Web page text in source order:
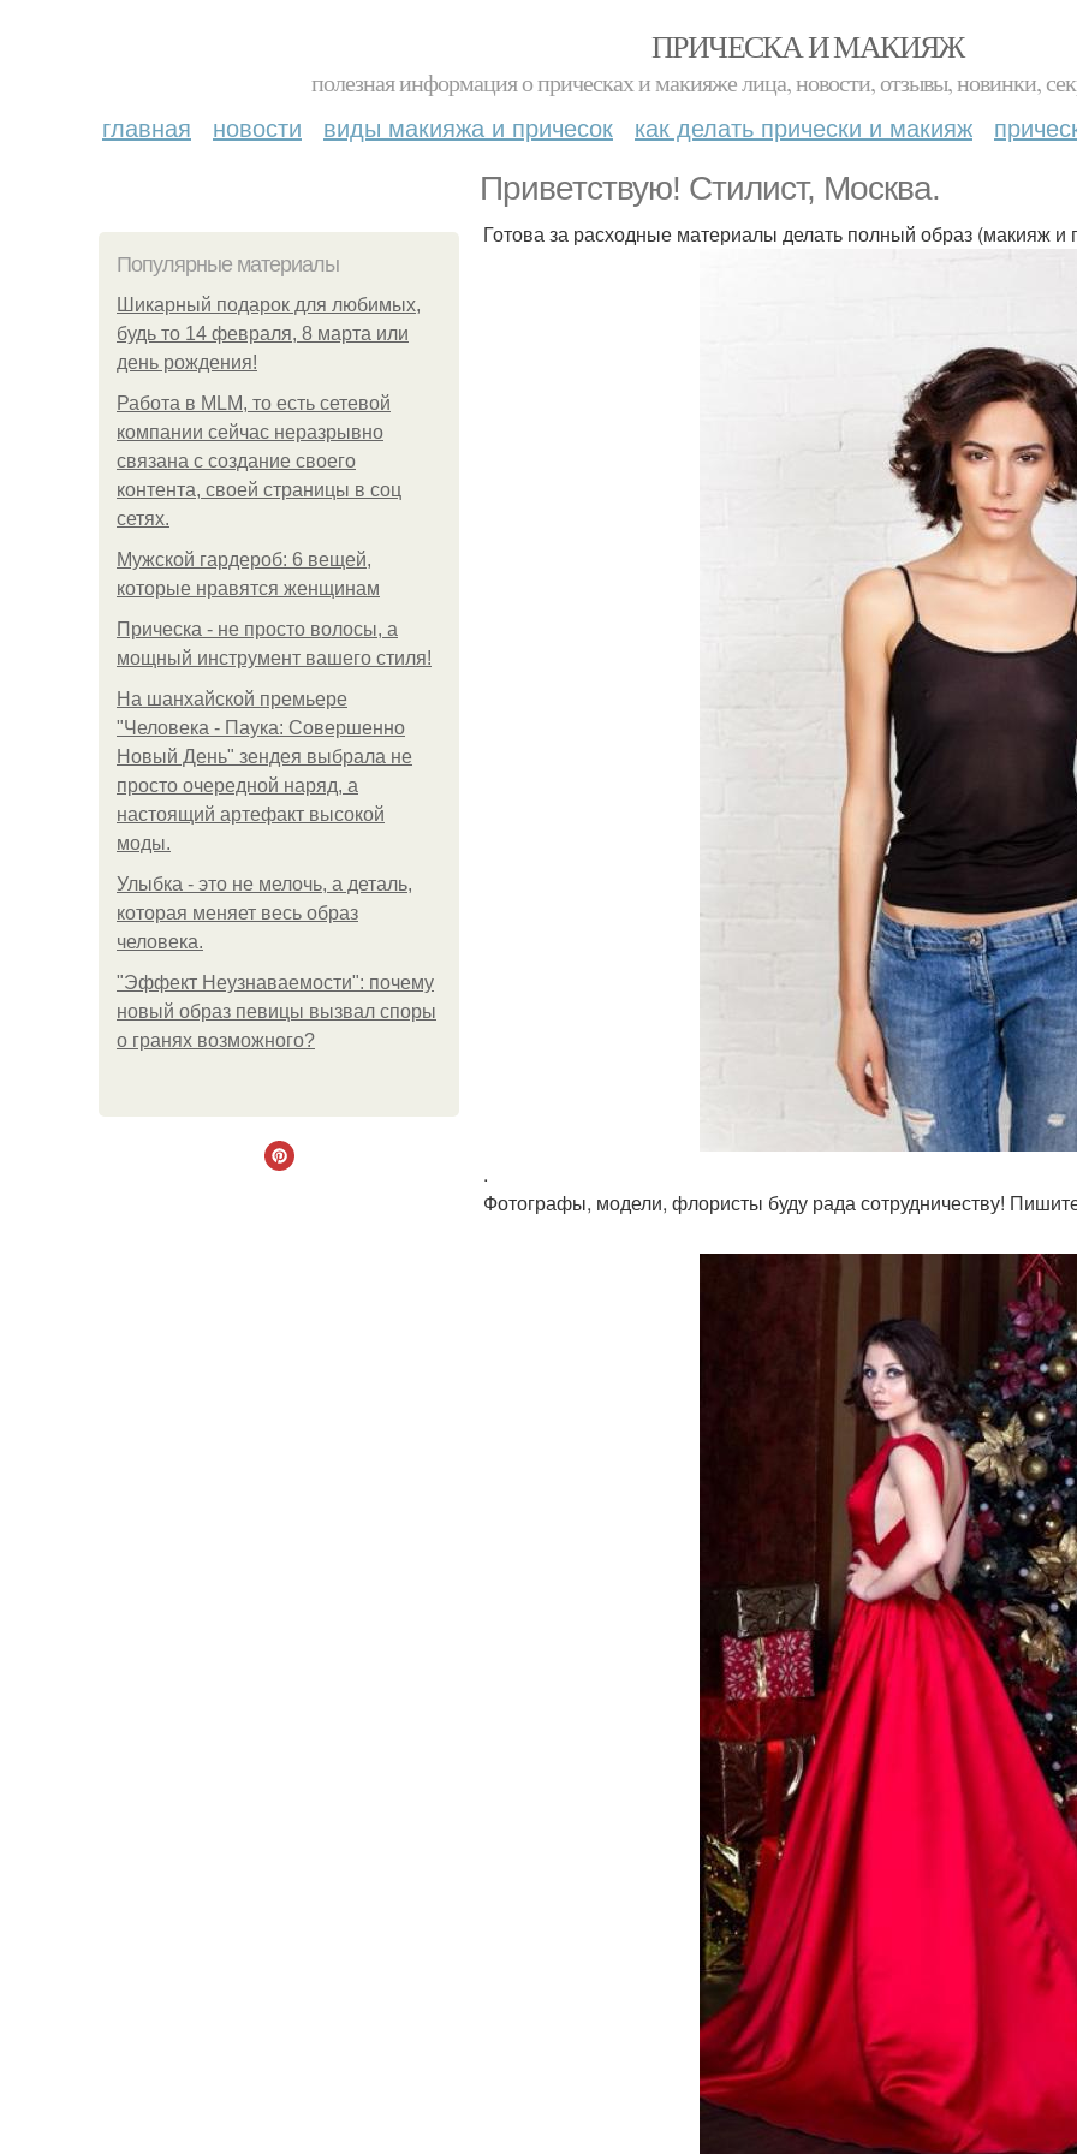
ПРИЧЕСКА И МАКИЯЖ
полезная информация о прическах и макияже лица, новости, отзывы, новинки,
главная новости виды макияжа и причесок как делать прически и макияж
Приветствую! Стилист, Москва.
Популярные материалы
Шикарный подарок для любимых,
будь то 14 февраля, 8 марта или
день рождения!
Работа в MLM, то есть сетевой
компании сейчас неразрывно
связана с создание своего
контента, своей страницы в соц
сетях.
Мужской гардероб: 6 вещей,
которые нравятся женщинам
Прическа - не просто волосы, а
мощный инструмент вашего стиля!
На шанхайской премьере
"Человека - Паука: Совершенно
Новый День" зендея выбрала не
просто очередной наряд, а
настоящий артефакт высокой
моды.
Улыбка - это не мелочь, а деталь,
которая меняет весь образ
человека.
"Эффект Неузнаваемости": почему
новый образ певицы вызвал споры
о гранях возможного?
Готова за расходные материалы делать полный образ (макияж и
.
Фотографы, модели, флористы буду рада сотрудничеству!